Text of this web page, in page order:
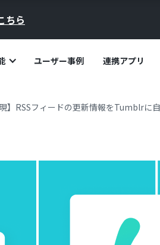
ちら
ユーザー事例 連携アプリ
】RSSフィードの更新情報をTumblrに